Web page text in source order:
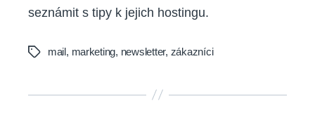
seznámit s tipy k jejich hostingu.
Tags mail, marketing, newsletter, zákazníci